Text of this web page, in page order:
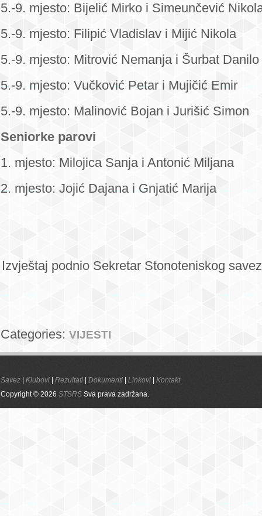
5.-9. mjesto: Bijelić Mirko i Simeunčević
5.-9. mjesto: Filipić Vladislav i Mijić Nikola
5.-9. mjesto: Mitrović Nemanja i Šurbat Danilo
5.-9. mjesto: Vučković Petar i Mujičić Emir
5.-9. mjesto: Malinović Bojan i Jurišić Simon
Seniorke parovi
1. mjesto: Milojica Sanja i Antonić Miljana
2. mjesto: Jojić Dajana i Gnjatić Marija
Izvještaj podnio Sekretar Stonoteniskog
Categories: VIJESTI
Savez Klubovi Rezultati Dokumenti Linkovi
Kontakt
Copyright © 2026 STSRS Sva prava zadržana.